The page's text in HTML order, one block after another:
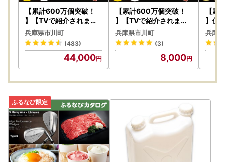
【累計600万個突破！
】【TVで紹介されまし
た】【定期便】タズミの
卵(30個×6ヶ月)044AB
01N.／こだわり卵 市川
町産 兵庫県産 たまご た
まごかけご飯 玉子 生卵
兵庫県市川町
(483)
44,000
【累計600万個突破！
】【TVで紹介されまし
た】タズミの卵Ｍサイズ
（30個）008AB01N.／
こだわり卵 市川町産 兵
庫県産 たまご たまごか
けご飯 玉子 生卵 鶏卵 タ
兵庫県市川町
(3)
8,000
【
】但
グ（
毛和
ぶ バ
兵庫